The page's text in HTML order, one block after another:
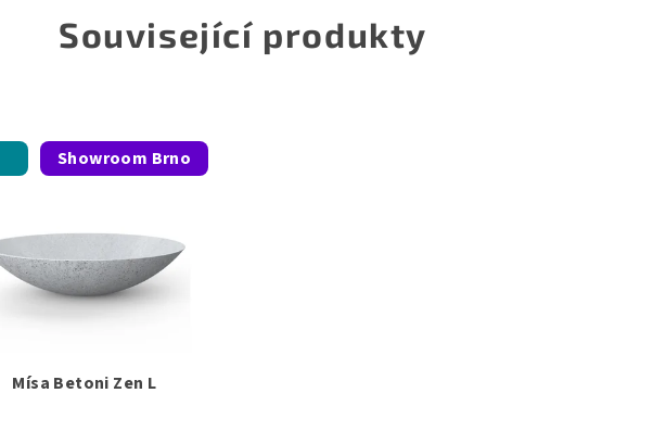
Související produkty
Showroom Brno
Mísa Betoni Zen L